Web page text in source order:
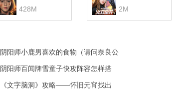
428M
2M
阴阳师小鹿男喜欢的食物（请问奈良公
阴阳师百闻牌雪童子快攻阵容怎样搭
《文字脑洞》攻略——怀旧元宵找出